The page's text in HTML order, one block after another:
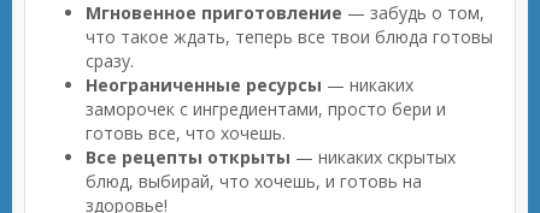
Мгновенное приготовление — забудь о том,
что такое ждать, теперь все твои блюда готовы
сразу.
Неограниченные ресурсы — никаких
заморочек с ингредиентами, просто бери и
готовь все, что хочешь.
Все рецепты открыты — никаких скрытых
блюд, выбирай, что хочешь, и готовь на
здоровье!